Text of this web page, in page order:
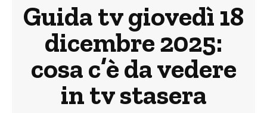
Guida tv giovedì 18
dicembre 2025:
cosa c’è da vedere
in tv stasera